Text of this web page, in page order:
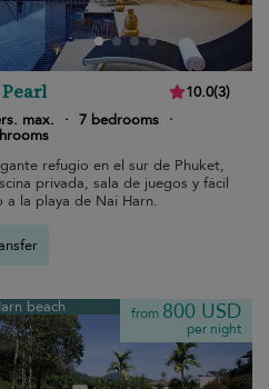
10.0(3)
max.
· 7 bedrooms ·
refugio en el sur de Phuket,
privada, sala de juegos y fácil
a la playa de Nai Harn.
beach from 800 USD
per night